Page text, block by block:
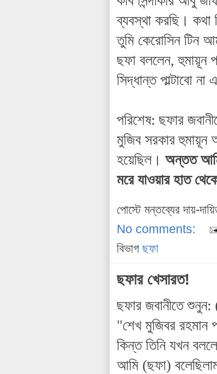
ব্যবস্থা করছি। কথা
তুমি কেরোসিন টিন
ছফা বললেন, হুমায়ূন
সিদ্ধান্ত পাল্টাবো
পরিশেষ: ছফার
মুজিব সরকার হুমায়ূন
হয়েছিল।অন্তত
মরে যাওয়ার হাত
পোস্টে মন্তব্যের দায়-
No comments:
বিভাগছফা
ছফার খেসারত!
ছফার জবানীতে শুনুন:
"শেখ মুজিবর রহমান
কিন্ত তিনি যখন
আমি (ছফা)